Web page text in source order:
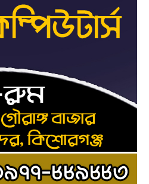
তাড়াইলে রাউতি মানবসেবা ফাউন্ডেশনের
আয়োজনে কাফন-দাফন বিষয়ক বিশেষ
প্রশিক্ষণ কর্মশালা